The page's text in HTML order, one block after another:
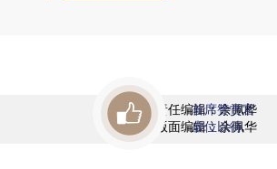
责任编辑：余佩桦
版面编辑：余佩华
首席赞赏官
虚位以待